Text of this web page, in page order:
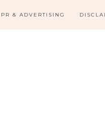
PR & ADVERTISING